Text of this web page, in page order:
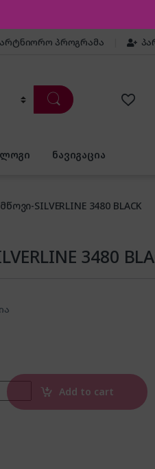
პროგრამა
ნავიგაცია
SILVERLINE 3480 BLACK
3480
3480 BLACK quantity
Add to cart